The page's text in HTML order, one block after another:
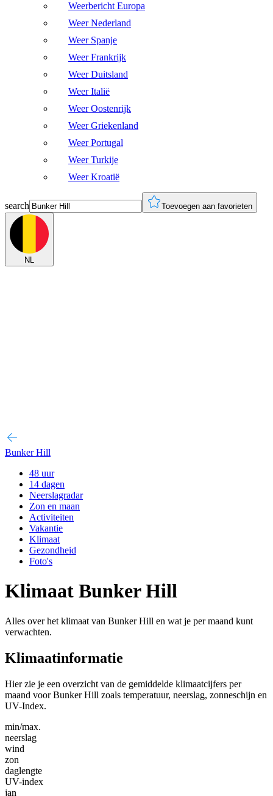
Weerbericht Europa
Weer Nederland
Weer Spanje
Weer Frankrijk
Weer Duitsland
Weer Italië
Weer Oostenrijk
Weer Griekenland
Weer Portugal
Weer Turkije
Weer Kroatië
search Toevoegen aan favorieten
NL
Bunker Hill
48 uur
14 dagen
Neerslagradar
Zon en maan
Activiteiten
Vakantie
Klimaat
Gezondheid
Foto's
Klimaat Bunker Hill
Alles over het klimaat van Bunker Hill en wat je per maand kunt
verwachten.
Klimaatinformatie
Hier zie je een overzicht van de gemiddelde klimaatcijfers per
maand voor Bunker Hill zoals temperatuur, neerslag, zonneschijn en
UV-Index.
min/max.
neerslag
wind
zon
daglengte
UV-index
jan